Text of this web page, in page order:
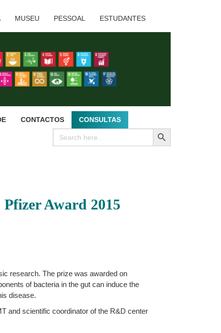
MUSEU PESSOAL ESTUDANTES
CONTACTOS
CONSULTAS
Search
for:
SEARCH BUTTON
Award 2015
research. The prize was awarded on
of bacteria in the gut can induce the
disease.
and scientific coordinator of the R&D center